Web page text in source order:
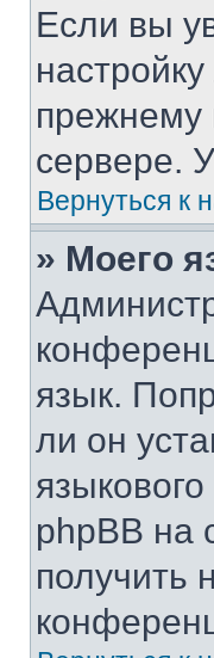
Если вы
прежнему
сервере.
Вернуться к
» Моего
язык.
ли он
phpBB на
получить